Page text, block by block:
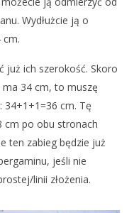
Wydłużcie ją o
cm.
już ich szerokość. Skoro
34 cm, to muszę
cm. Tę
cm po obu stronach
ten zabieg będzie już
jeśli nie
linii złożenia.